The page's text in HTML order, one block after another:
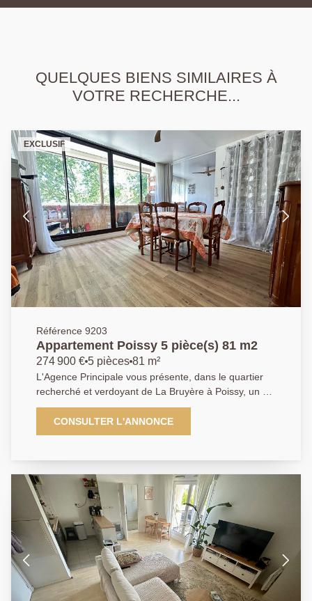
QUELQUES BIENS SIMILAIRES À
VOTRE RECHERCHE...
EXCLUSIF
Référence 9203
Appartement Poissy 5 pièce(s) 81 m2
274 900 € 5 pièces 81 m²
L'Agence Principale vous présente, dans le quartier
recherché et verdoyant de La Bruyère à Poissy, un bel
appartement familial situé au sein d'une copropriété
sécurisée, à proximité immédiate de la forêt de Saint-
Germain-en-Laye, des commerces, des écoles et à
(RER A / Ligne J). Situé au 2e étage avec ascenseur,
cet appartement lumineux se compose d'une entrée,
d'un agréable double espace de vie comprenant un
séjour et une salle à manger ouvrant sur une loggia
exposée plein sud, d'une grande cuisine
indépendante aménagée et équipée, de trois
chambres dont deux avec placards intégrés, d'un
dégagement avec rangements, d'une salle de bains
ainsi que de WC séparés. L'appartement est équipé
de ventilateurs de plafond. Deux places de
CONSULTER L'ANNONCE